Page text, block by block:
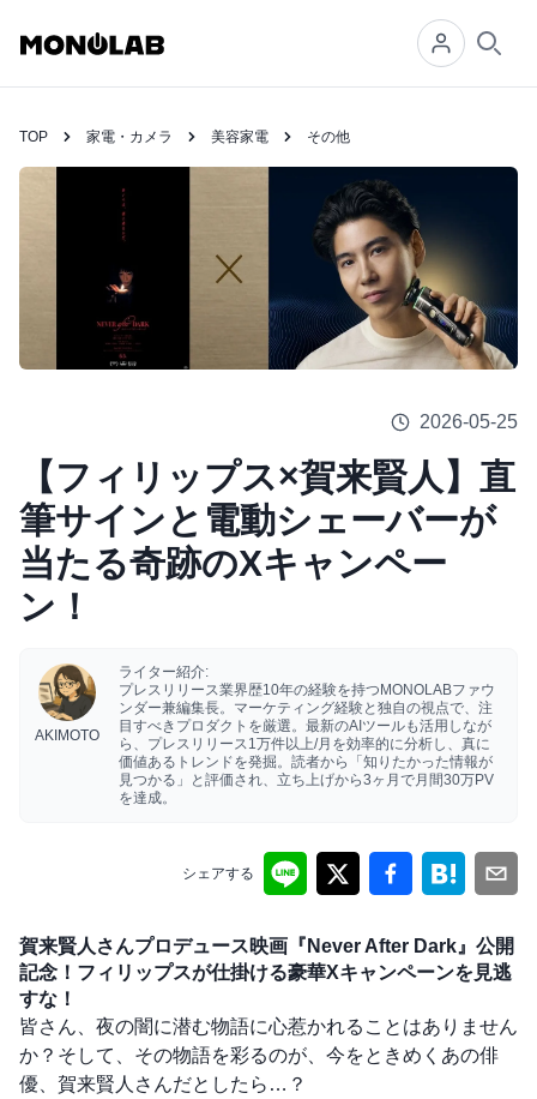
TOP 家電・カメラ 美容家電 その他
2026-05-25
【フィリップス×賀来賢人】直
筆サインと電動シェーバーが
当たる奇跡のXキャンペー
ン！
AKIMOTO
ライター紹介:
プレスリリース業界歴10年の経験を持つMONOLABファウ
ンダー兼編集長。マーケティング経験と独自の視点で、注
目すべきプロダクトを厳選。最新のAIツールも活用しなが
ら、プレスリリース1万件以上/月を効率的に分析し、真に
価値あるトレンドを発掘。読者から「知りたかった情報が
見つかる」と評価され、立ち上げから3ヶ月で月間30万PV
を達成。
シェアする
賀来賢人さんプロデュース映画『Never After Dark』公開
記念！フィリップスが仕掛ける豪華Xキャンペーンを見逃
すな！
皆さん、夜の闇に潜む物語に心惹かれることはありません
か？そして、その物語を彩るのが、今をときめくあの俳
優、賀来賢人さんだとしたら…？